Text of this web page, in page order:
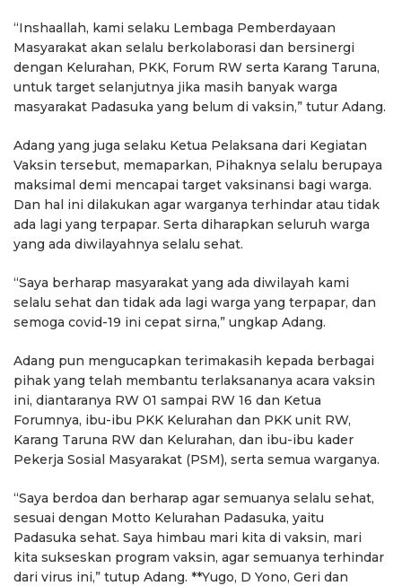
“Inshaallah, kami selaku Lembaga Pemberdayaan
Masyarakat akan selalu berkolaborasi dan bersinergi
dengan Kelurahan, PKK, Forum RW serta Karang Taruna,
untuk target selanjutnya jika masih banyak warga
masyarakat Padasuka yang belum di vaksin,” tutur Adang.
Adang yang juga selaku Ketua Pelaksana dari Kegiatan
Vaksin tersebut, memaparkan, Pihaknya selalu berupaya
maksimal demi mencapai target vaksinansi bagi warga.
Dan hal ini dilakukan agar warganya terhindar atau tidak
ada lagi yang terpapar. Serta diharapkan seluruh warga
yang ada diwilayahnya selalu sehat.
“Saya berharap masyarakat yang ada diwilayah kami
selalu sehat dan tidak ada lagi warga yang terpapar, dan
semoga covid-19 ini cepat sirna,” ungkap Adang.
Adang pun mengucapkan terimakasih kepada berbagai
pihak yang telah membantu terlaksananya acara vaksin
ini, diantaranya RW 01 sampai RW 16 dan Ketua
Forumnya, ibu-ibu PKK Kelurahan dan PKK unit RW,
Karang Taruna RW dan Kelurahan, dan ibu-ibu kader
Pekerja Sosial Masyarakat (PSM), serta semua warganya.
“Saya berdoa dan berharap agar semuanya selalu sehat,
sesuai dengan Motto Kelurahan Padasuka, yaitu
Padasuka sehat. Saya himbau mari kita di vaksin, mari
kita sukseskan program vaksin, agar semuanya terhindar
dari virus ini,” tutup Adang. **Yugo, D Yono, Geri dan